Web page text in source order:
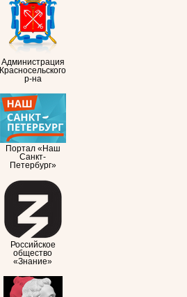
Администрация
Красносельского
р-на
Портал «Наш
Санкт-
Петербург»
Российское
общество
«Знание»